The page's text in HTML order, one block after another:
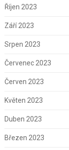
Říjen 2023
Září 2023
Srpen 2023
Červenec 2023
Červen 2023
Květen 2023
Duben 2023
Březen 2023